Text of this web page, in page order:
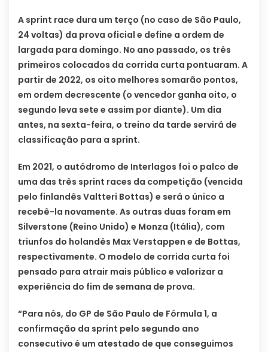
A sprint race dura um terço (no caso de São Paulo,
24 voltas) da prova oficial e define a ordem de
largada para domingo. No ano passado, os três
primeiros colocados da corrida curta pontuaram. A
partir de 2022, os oito melhores somarão pontos,
em ordem decrescente (o vencedor ganha oito, o
segundo leva sete e assim por diante). Um dia
antes, na sexta-feira, o treino da tarde servirá de
classificação para a sprint.
Em 2021, o autódromo de Interlagos foi o palco de
uma das três sprint races da competição (vencida
pelo finlandês Valtteri Bottas) e será o único a
recebê-la novamente. As outras duas foram em
Silverstone (Reino Unido) e Monza (Itália), com
triunfos do holandês Max Verstappen e de Bottas,
respectivamente. O modelo de corrida curta foi
pensado para atrair mais público e valorizar a
experiência do fim de semana de prova.
“Para nós, do GP de São Paulo de Fórmula 1, a
confirmação da sprint pelo segundo ano
consecutivo é um atestado de que conseguimos